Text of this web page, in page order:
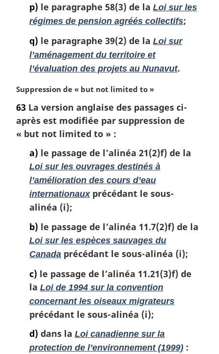
p) le paragraphe 58(3) de la Loi sur les
régimes de pension agréés collectifs;
q) le paragraphe 39(2) de la Loi sur
l’aménagement du territoire et
l’évaluation des projets au Nunavut.
N
t
e
m
Suppression de « but not limited to »
63 La version anglaise des passages ci-
après est modifiée par suppression de
« but not limited to » :
a) le passage de l’alinéa 21(2)f) de la
Loi sur les ouvrages destinés à
l’amélioration des cours d’eau
internationauxprécédant le sous-
alinéa (i);
b) le passage de l’alinéa 11.7(2)f) de la
Loi sur les espèces sauvages du
Canada précédant le sous-alinéa (i);
c) le passage de l’alinéa 11.21(3)f) de
la Loi de 1994 sur la convention
concernant les oiseaux migrateurs
précédant le sous-alinéa (i);
d) dans la Loi canadienne sur la
protection de l’environnement (1999) :